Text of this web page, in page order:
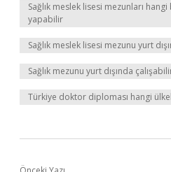
Sağlık meslek lisesi mezunları
yapabilir
Sağlık meslek lisesi mezunu yurt
Sağlık mezunu yurt dışında
Türkiye doktor diploması hangi